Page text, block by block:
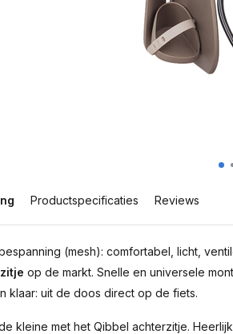
Productspecificaties Reviews
(mesh): comfortabel, licht,
op de markt. Snelle en universele
klaar: uit de doos direct op de fiets.
kleine met het Qibbel achterzitje.